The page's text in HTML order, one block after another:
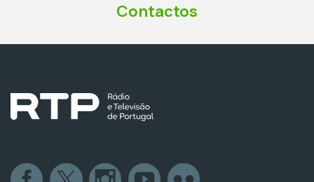
Contactos